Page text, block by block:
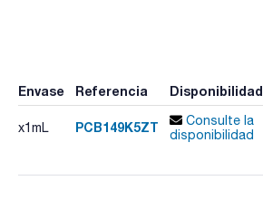
Envase Referencia Disponibilidad
x1mL PCB149K5ZT
Consulte la
disponibilidad